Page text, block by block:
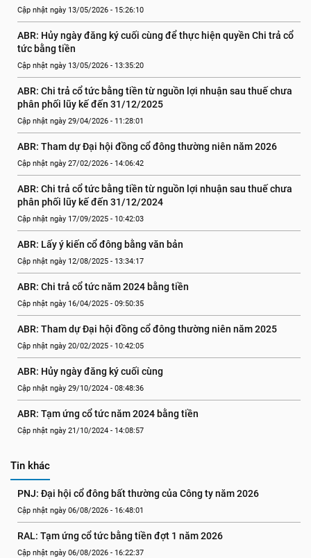
Cập nhật ngày 13/05/2026 - 15:26:10
ABR: Hủy ngày đăng ký cuối cùng để thực hiện quyền Chi trả cổ
tức bằng tiền
Cập nhật ngày 13/05/2026 - 13:35:20
ABR: Chi trả cổ tức bằng tiền từ nguồn lợi nhuận sau thuế chưa
phân phối lũy kế đến 31/12/2025
Cập nhật ngày 29/04/2026 - 11:28:01
ABR: Tham dự Đại hội đồng cổ đông thường niên năm 2026
Cập nhật ngày 27/02/2026 - 14:06:42
ABR: Chi trả cổ tức bằng tiền từ nguồn lợi nhuận sau thuế chưa
phân phối lũy kế đến 31/12/2024
Cập nhật ngày 17/09/2025 - 10:42:03
ABR: Lấy ý kiến cổ đông bằng văn bản
Cập nhật ngày 12/08/2025 - 13:34:17
ABR: Chi trả cổ tức năm 2024 bằng tiền
Cập nhật ngày 16/04/2025 - 09:50:35
ABR: Tham dự Đại hội đồng cổ đông thường niên năm 2025
Cập nhật ngày 20/02/2025 - 10:42:05
ABR: Hủy ngày đăng ký cuối cùng
Cập nhật ngày 29/10/2024 - 08:48:36
ABR: Tạm ứng cổ tức năm 2024 bằng tiền
Cập nhật ngày 21/10/2024 - 14:08:57
Tin khác
PNJ: Đại hội cổ đông bất thường của Công ty năm 2026
Cập nhật ngày 06/08/2026 - 16:48:01
RAL: Tạm ứng cổ tức bằng tiền đợt 1 năm 2026
Cập nhật ngày 06/08/2026 - 16:22:37